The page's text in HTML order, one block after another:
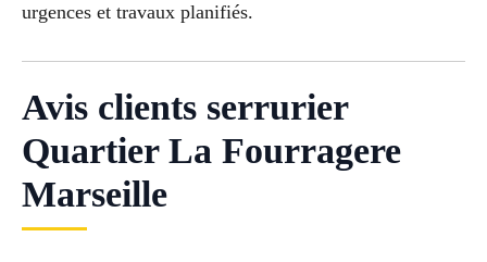
urgences et travaux planifiés.
Avis clients serrurier
Quartier La Fourragere
Marseille